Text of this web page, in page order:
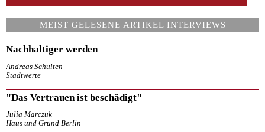
MEIST GELESENE ARTIKEL INTERVIEWS
Nachhaltiger werden
Andreas Schulten
Stadtwerte
"Das Vertrauen ist beschädigt"
Julia Marczuk
Haus und Grund Berlin